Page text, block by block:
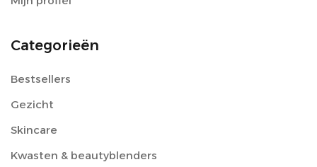
Categorieën
Bestsellers
Gezicht
Skincare
Kwasten & beautyblenders